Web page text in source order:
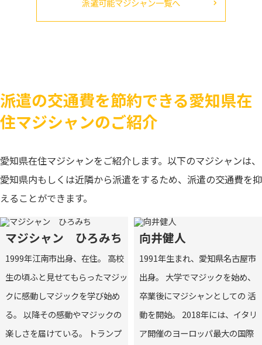
派遣可能マジシャン一覧へ
派遣の交通費を節約できる愛知県在
住マジシャンのご紹介
愛知県在住マジシャンをご紹介します。以下のマジシャンは、
愛知県内もしくは近隣から派遣をするため、派遣の交通費を抑
えることができます。
マジシャン ひろみち
1999年江南市出身、在住。 高校
生の頃ふと見せてもらったマジッ
クに感動しマジックを学び始め
る。 以降その感動やマジックの
楽しさを届けている。 トランプ
向井健人
1991年生まれ、愛知県名古屋市
出身。 大学でマジックを始め、
卒業後にマジシャンとしての 活
動を開始。 2018年には、イタリ
ア開催のヨーロッパ最大の国際